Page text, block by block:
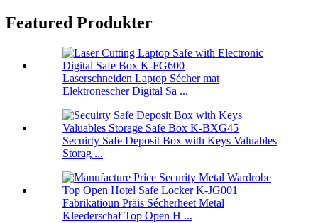
Featured Produkter
Laserschneiden Laptop Sécher mat
Elektronescher Digital Sa ...
Secuirty Safe Deposit Box with Keys Valuables
Storag ...
Fabrikatioun Präis Sécherheet Metal
Kleederschaf Top Open H ...